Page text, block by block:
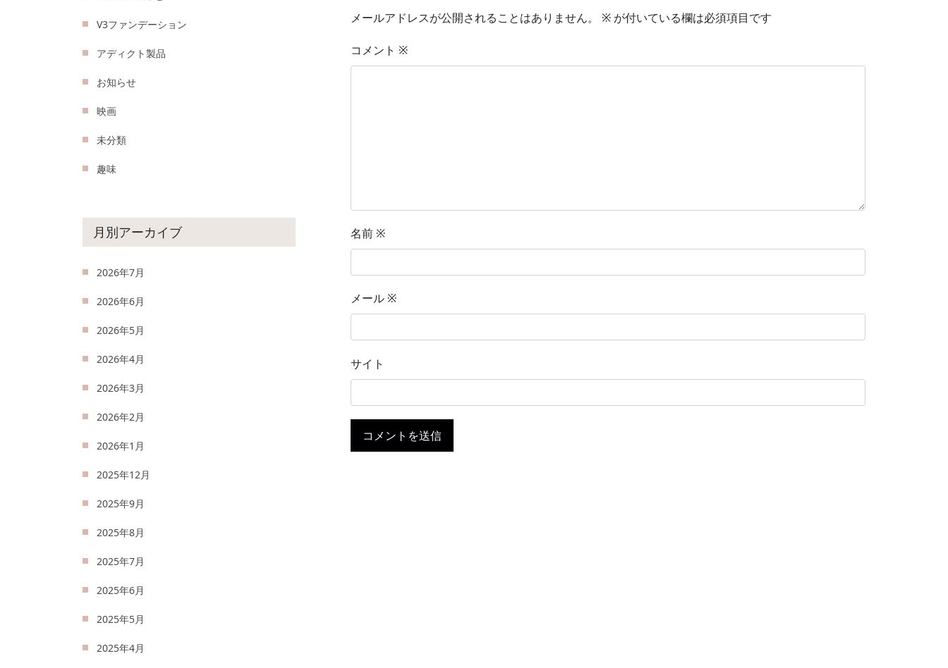
メールアドレスが公開されることはありません。 ※ が付いている欄は必須項目です
コメント ※
名前 ※
メール ※
サイト
V3ファンデーション
アディクト製品
お知らせ
映画
未分類
趣味
月別アーカイブ
2026年7月
2026年6月
2026年5月
2026年4月
2026年3月
2026年2月
2026年1月
2025年12月
2025年9月
2025年8月
2025年7月
2025年6月
2025年5月
2025年4月